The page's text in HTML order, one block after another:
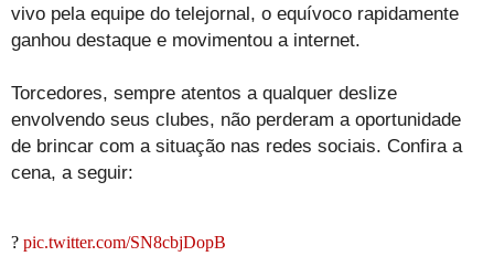
vivo pela equipe do telejornal, o equívoco rapidamente
ganhou destaque e movimentou a internet.
Torcedores, sempre atentos a qualquer deslize
envolvendo seus clubes, não perderam a oportunidade
de brincar com a situação nas redes sociais. Confira a
cena, a seguir:
? pic.twitter.com/SN8cbjDopB